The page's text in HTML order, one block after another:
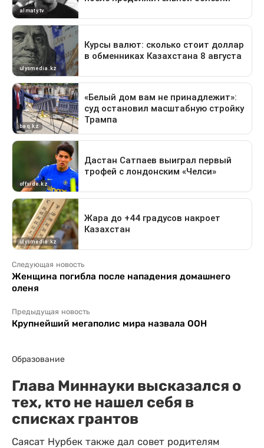
Следующая новость
Женщина погибла после нападения домашнего
оленя
Предыдущая новость
Крупнейший мегаполис мира назвала ООН
Образование
Глава Миннауки высказался о
тех, кто не нашел себя в
списках грантов
Саясат Нурбек также дал совет родителям